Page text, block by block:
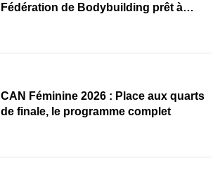
Fédération de Bodybuilding prêt à
CAN Féminine 2026 : Place aux quarts
de finale, le programme complet